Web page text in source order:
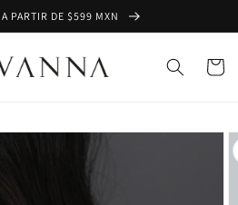
PARTIR DE $599 MXN
Carrito